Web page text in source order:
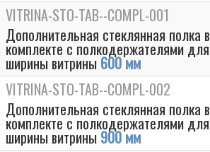
VITRINA-STO-TAB--COMPL-001
Дополнительная стеклянная полка в
комплекте с полкодержателями для
ширины витрины 600 мм
VITRINA-STO-TAB--COMPL-002
Дополнительная стеклянная полка в
комплекте с полкодержателями для
ширины витрины 900 мм